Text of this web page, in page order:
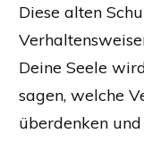
Diese alten
Deine Seele
sagen, welche
überdenken